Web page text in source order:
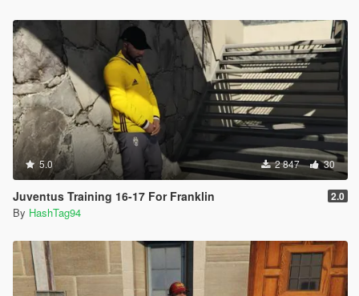
5.0 2 847 30
Juventus Training 16-17 For Franklin 2.0
By HashTag94